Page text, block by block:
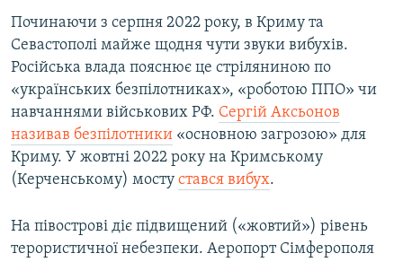
Починаючи з серпня 2022 року, в Криму та
Севастополі майже щодня чути звуки вибухів.
Російська влада пояснює це стріляниною по
«українських безпілотниках», «роботою ППО» чи
навчаннями військових РФ. Сергій Аксьонов
називав безпілотники «основною загрозою» для
Криму. У жовтні 2022 року на Кримському
(Керченському) мосту стався вибух.
На півострові діє підвищений («жовтий») рівень
терористичної небезпеки. Аеропорт Сімферополя